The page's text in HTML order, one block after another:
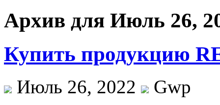
Архив для Июль 26,
Купить продукцию
Июль 26, 2022
Gwp